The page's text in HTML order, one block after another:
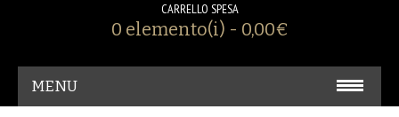
CARRELLO SPESA
0 elemento(i) - 0,00€
MENU